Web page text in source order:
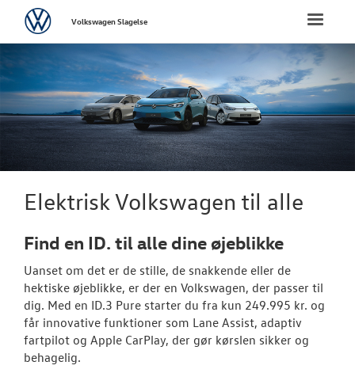
FORSIDE
NYE
Bestil
Byg din
Vejen til et
Privatleasing
Finansiering
Toggle
VolkswagenVolkswagen Slagelse
Elektrisk Volkswagen til alle
Find en ID. til alle dine øjeblikke
Uanset om det er de stille, de snakkende eller de
hektiske øjeblikke, er der en Volkswagen, der passer til
dig. Med en ID.3 Pure starter du fra kun 249.995 kr. og
får innovative funktioner som Lane Assist, adaptiv
fartpilot og Apple CarPlay, der gør kørslen sikker og
behagelig.